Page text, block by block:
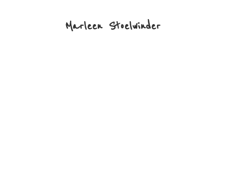
Marleen Stoelwinder